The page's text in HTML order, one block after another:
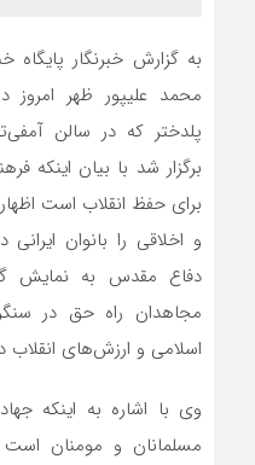
به گزارش خبرنگار پایگاه
محمد علیپور ظهر امروز
پلدختر که در سالن
برگزار شد با بیان اینکه
برای حفظ انقلاب است
و اخلاقی را بانوان
دفاع مقدس به نمایش
مجاهدان راه حق در
اسلامی و ارزش‌های انقلاب
وی با اشاره به اینکه
مسلمانان و مومنان